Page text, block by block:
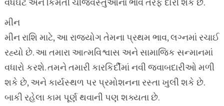
વધઘટ અને કિંમતી ચીજવસ્તુઓના ભાવ તરફ દોરી શકે છે.
મીન
મીન રાશિ માટે, આ રાજયોગ તેમના પ્રથમ ભાવ, લગ્નમાં રચાઈ
રહ્યો છે. આ તમારા આત્મવિશ્વાસ અને સામાજિક સન્માનમાં
વધારો કરશે. તમને તમારી કારકિર્દીમાં નવી જવાબદારીઓ મળી
શકે છે, અને કાર્યસ્થળ પર પ્રમોશનના રસ્તા ખુલી શકે છે.
બાકી રહેલા કામ પૂર્ણ થવાની પણ શક્યતા છે.